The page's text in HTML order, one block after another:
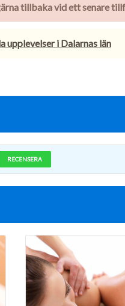
tillbaka vid ett senare
upplevelser i Dalarnas län
RECENSERA